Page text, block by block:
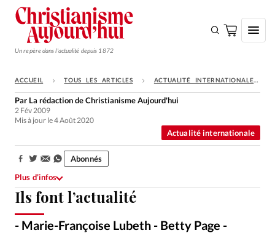
Un repère dans l'actualité depuis 1872
S'ABONNER
Monde
Opinions
Tous les articles
Faire un don
Emploi
ACCUEIL TOUS LES ARTICLES ACTUALITÉ INTERNATIONALE
Ils font l’actualité
- Marie-Françoise Lubeth - Betty Page -
Actualité internationale
Par La rédaction de Christianisme Aujourd'hui
2 Fév 2009
Mis à jour le 4 Août 2020
Partager:
Abonnés
Plus d’infos